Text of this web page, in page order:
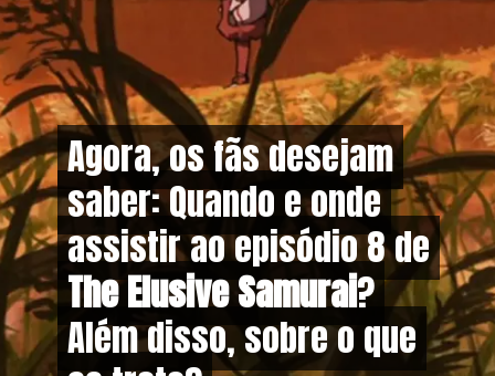
Agora, os fãs desejam
saber: Quando e onde
assistir ao episódio 8 de
The Elusive Samurai?
Além disso, sobre o que
Agora, os fãs desejam
saber: Quando e onde
assistir ao episódio 8 de
The Elusive Samurai?
Além disso, sobre o que